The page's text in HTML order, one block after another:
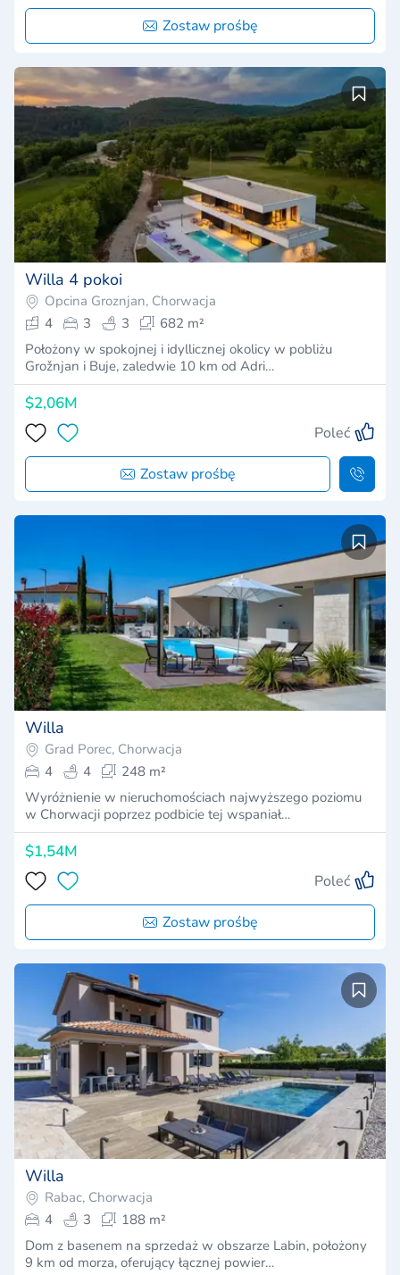
Zostaw prośbę
Willa 4 pokoi
Opcina Groznjan, Chorwacja
4
3 3
682 m²
Położony w spokojnej i idyllicznej okolicy w pobliżu
Grožnjan i Buje, zaledwie 10 km od Adri…
$2,06M
Poleć
Zostaw prośbę
Willa
Grad Porec, Chorwacja
4
4
248 m²
Wyróżnienie w nieruchomościach najwyższego poziomu
w Chorwacji poprzez podbicie tej wspaniał…
$1,54M
Poleć
Zostaw prośbę
Willa
Rabac, Chorwacja
4
3
188 m²
Dom z basenem na sprzedaż w obszarze Labin, położony
9 km od morza, oferujący łącznej powier…